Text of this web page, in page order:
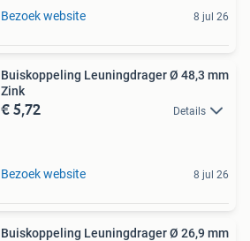
Bezoek website 8 jul 26
Buiskoppeling Leuningdrager Ø 48,3 mm
Zink
€ 5,72 Details
Bezoek website 8 jul 26
Buiskoppeling Leuningdrager Ø 26,9 mm